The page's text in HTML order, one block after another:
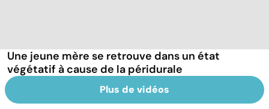
Une jeune mère se retrouve dans un état
végétatif à cause de la péridurale
Plus de vidéos